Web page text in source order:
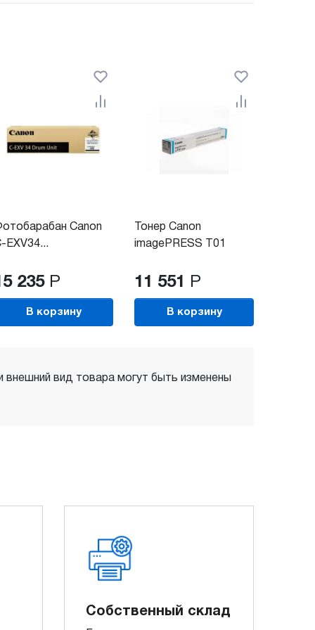
Canon
EXV34...
235 Р
В корзину
Тонер Canon
imagePRESS T01
11 551 Р
В корзину
внешний вид товара могут быть изменены
Собственный склад